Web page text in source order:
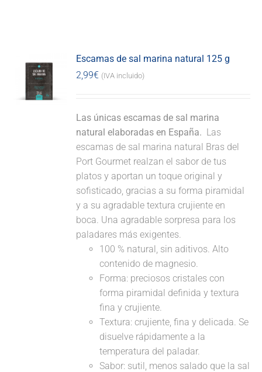
Escamas de sal marina natural 125 g
2,99€ (IVA incluido)
Las únicas escamas de sal marina
natural elaboradas en España. Las
escamas de sal marina natural Bras del
Port Gourmet realzan el sabor de tus
platos y aportan un toque original y
sofisticado, gracias a su forma piramidal
y a su agradable textura crujiente en
boca. Una agradable sorpresa para los
paladares más exigentes.
100 % natural, sin aditivos. Alto
contenido de magnesio.
Forma: preciosos cristales con
forma piramidal definida y textura
fina y crujiente.
Textura: crujiente, fina y delicada. Se
disuelve rápidamente a la
temperatura del paladar.
Sabor: sutil, menos salado que la sal